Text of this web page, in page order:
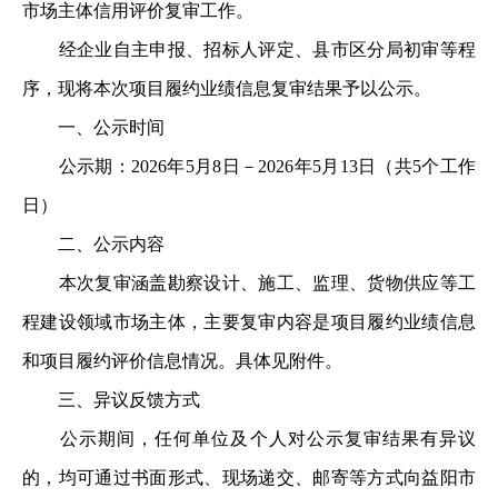
市场主体信用评价复审工作。
经企业自主申报、招标人评定、县市区分局初审等程
序，现将本次项目履约业绩信息复审结果予以公示。
一、公示时间
公示期：2026年5月8日－2026年5月13日（共5个工作
日）
二、公示内容
本次复审涵盖勘察设计、施工、监理、货物供应等工
程建设领域市场主体，主要复审内容是项目履约业绩信息
和项目履约评价信息情况。具体见附件。
三、异议反馈方式
公示期间，任何单位及个人对公示复审结果有异议
的，均可通过书面形式、现场递交、邮寄等方式向益阳市